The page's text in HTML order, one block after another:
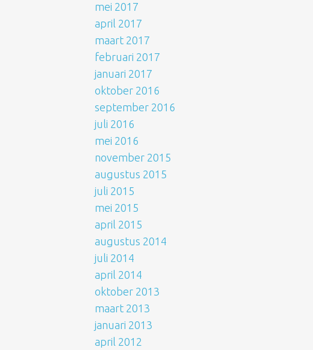
mei 2017
april 2017
maart 2017
februari 2017
januari 2017
oktober 2016
september 2016
juli 2016
mei 2016
november 2015
augustus 2015
juli 2015
mei 2015
april 2015
augustus 2014
juli 2014
april 2014
oktober 2013
maart 2013
januari 2013
april 2012